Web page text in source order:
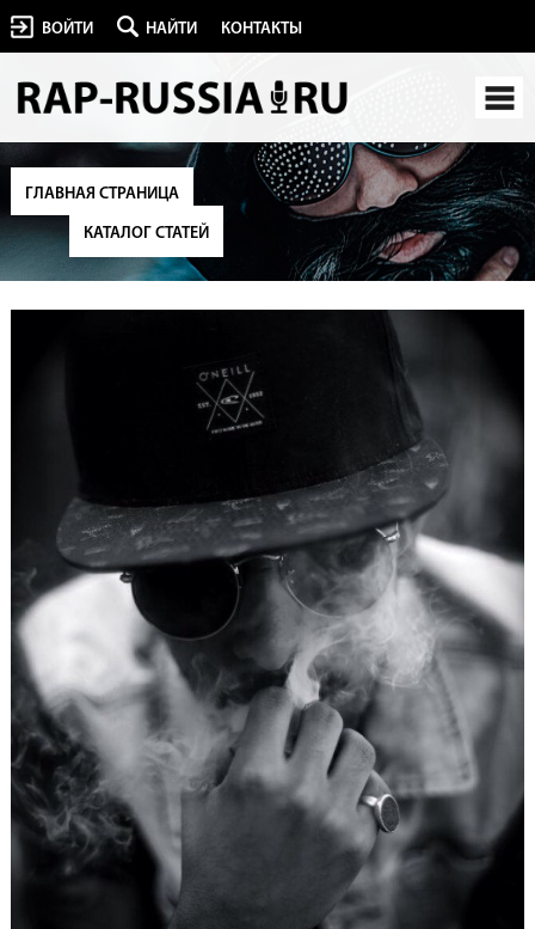
ВОЙТИ НАЙТИ КОНТАКТЫ
ГЛАВНАЯ СТРАНИЦА
КАТАЛОГ СТАТЕЙ